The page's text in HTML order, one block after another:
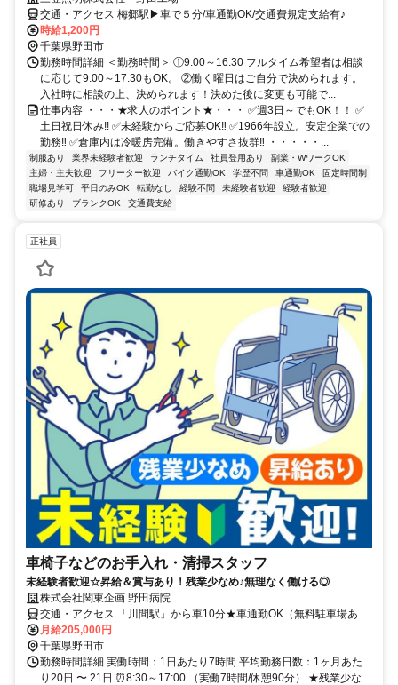
交通・アクセス 梅郷駅▶車で５分/車通勤OK/交通費規定支給有♪
時給1,200円
千葉県野田市
勤務時間詳細 ＜勤務時間＞ ①9:00～16:30 フルタイム希望者は相談
に応じて9:00～17:30もOK。 ②働く曜日はご自分で決められます。
入社時に相談の上、決められます！決めた後に変更も可能で...
仕事内容 ・・・★求人のポイント★・・・ ✅週3日～でもOK！！ ✅
土日祝日休み!! ✅未経験からご応募OK‼ ✅1966年設立。安定企業での
勤務‼ ✅倉庫内は冷暖房完備。働きやすさ抜群‼ ・・・・・...
制服あり 業界未経験者歓迎 ランチタイム 社員登用あり
副業・WワークOK
主婦・主夫歓迎
フリーター歓迎 バイク通勤OK 学歴不問 車通勤OK
固定時間制
職場見学可
平日のみOK 転勤なし 経験不問 未経験者歓迎
経験者歓迎
研修あり
ブランクOK 交通費支給
正社員
車椅子などのお手入れ・清掃スタッフ
未経験者歓迎☆昇給＆賞与あり！残業少なめ♪無理なく働ける◎
株式会社関東企画 野田病院
交通・アクセス 「川間駅」から車10分★車通勤OK（無料駐車場あ
り）
月給205,000円
千葉県野田市
勤務時間詳細 実働時間：1日あたり7時間 平均勤務日数：1ヶ月あた
り20日 〜 21日 ⏰8:30～17:00 （実働7時間/休憩90分） ★残業少な